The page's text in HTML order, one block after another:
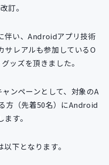
訂。
伴い、Androidアプリ技術
サレアルも参加しているO
ッズを頂きました。
ンペーンとして、対象のA
方（先着50名）にAndroid
す。
下となります。